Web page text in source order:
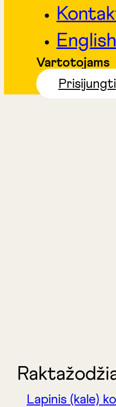
English
Vartotojams
Prisijungti
Lapinis (kale)